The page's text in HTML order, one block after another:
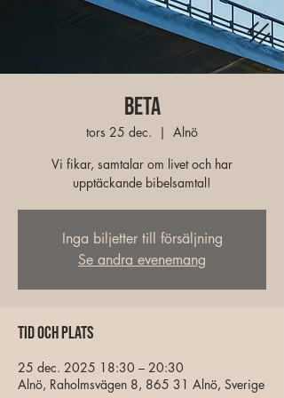
Beta
tors 25 dec.
  |
Alnö
Vi fikar, samtalar om livet och har
upptäckande bibelsamtal!
Inga biljetter till försäljning
Se andra evenemang
Tid och plats
25 dec. 2025 18:30 – 20:30
Alnö, Raholmsvägen 8, 865 31 Alnö, Sverige